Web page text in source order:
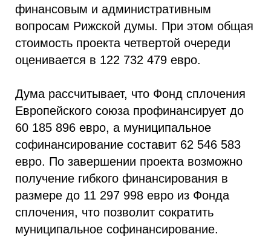
финансовым и административным
вопросам Рижской думы. При этом общая
стоимость проекта четвертой очереди
оценивается в 122 732 479 евро.
Дума рассчитывает, что Фонд сплочения
Европейского союза профинансирует до
60 185 896 евро, а муниципальное
софинансирование составит 62 546 583
евро. По завершении проекта возможно
получение гибкого финансирования в
размере до 11 297 998 евро из Фонда
сплочения, что позволит сократить
муниципальное софинансирование.